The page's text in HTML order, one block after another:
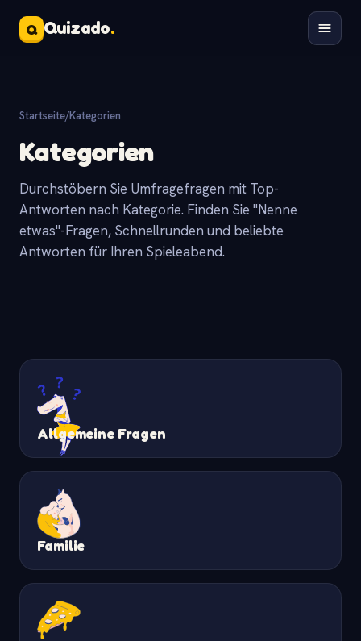
Q Quizado.
Startseite/Kategorien
Kategorien
Durchstöbern Sie Umfragefragen mit Top-
Antworten nach Kategorie. Finden Sie "Nenne
etwas"-Fragen, Schnellrunden und beliebte
Antworten für Ihren Spieleabend.
Allgemeine Fragen
Familie